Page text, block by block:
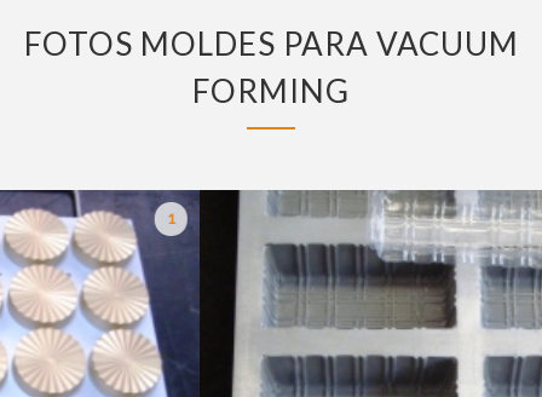
FOTOS MOLDES PARA VACUUM
FORMING
1